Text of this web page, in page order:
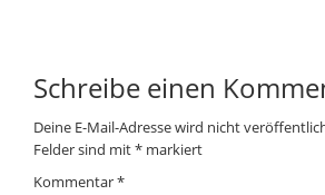
Schreibe einen
Deine E-Mail-Adresse wird nicht
Felder sind mit* markiert
Kommentar*